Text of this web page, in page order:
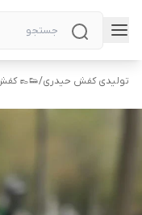
تولیدی کفش حیدری/
👟👞